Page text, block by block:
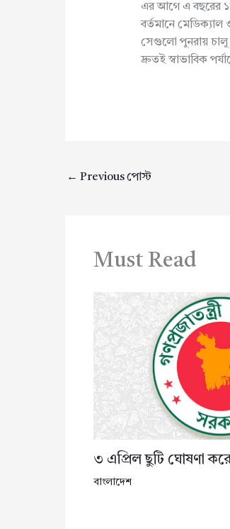
এর আগে এ বছরের
বর্তমানে মেডিক্যাল
সেগুলো পুনরায় চালু
দ্রুতই স্বাভাবিক
← Previous পোস্ট
Must Read
৩ এপ্রিল ছুটি ঘোষণা করে
বাংলাদেশ